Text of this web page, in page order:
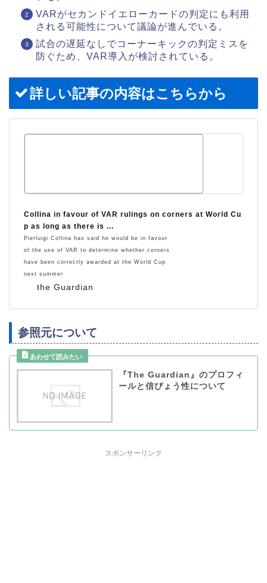
VARがセカンドイエローカードの判定にも利用
される可能性について議論が進んでいる。
試合の遅延なしでコーナーキックの判定ミスを
防ぐため、VAR導入が検討されている。
詳しい記事の内容はこちらから
the Guardian
Collina in favour of VAR rulings on corners at World Cu
p as long as there is ...
Pierluigi Collina has said he would be in favour
of the use of VAR to determine whether corners
have been correctly awarded at the World Cup
next summer
参照元について
『The Guardian』のプロフィ
ールと信ぴょう性について
スポンサーリンク